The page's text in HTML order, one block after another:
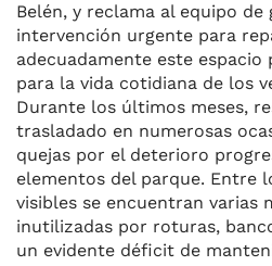
Belén, y reclama al equipo de
intervención urgente para
adecuadamente este
para la vida cotidiana de los
Durante los últimos meses,
trasladado en numerosas
quejas por el deterioro
elementos del parque. Entre
visibles se encuentran varias
inutilizadas por roturas,
un evidente déficit de